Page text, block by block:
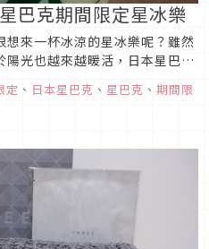
巴克期間限定星冰樂
來一杯冰涼的星冰樂呢？雖然
光也越來越暖活，日本星巴克
優格星冰樂」給想清涼一下的
可可或是水果口味做基調去變
巴克大創新，首次使用優格來
定 、 日本星巴克 、 星巴克 、 期間限